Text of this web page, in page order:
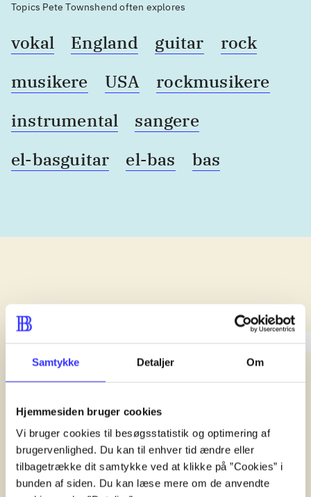
Samtykke Detaljer Om
Hjemmesiden bruger cookies
Vi bruger cookies til besøgsstatistik og optimering af
brugervenlighed. Du kan til enhver tid ændre eller
tilbagetrække dit samtykke ved at klikke på ”Cookies” i
bunden af siden. Du kan læse mere om de anvendte
Topics Pete Townshend often explores
vokal England guitar
rock
musikere
USA
rockmusikere
instrumental
sangere
el-basguitar
el-bas bas
lorem ipsum dolor sit
d. 1. januar 2024